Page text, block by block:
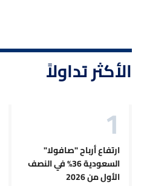
الأكثر تداولاً
ارتفاع أرباح "صافولا"
السعودية 36% في النصف
الأول من 2026